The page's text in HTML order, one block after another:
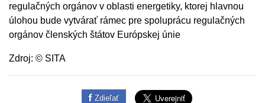
regulačných orgánov v oblasti energetiky, ktorej hlavnou
úlohou bude vytvárať rámec pre spoluprácu regulačných
orgánov členských štátov Európskej únie
Zdroj: © SITA
Zdieľať